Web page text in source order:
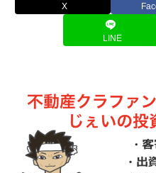
X
LINE